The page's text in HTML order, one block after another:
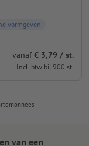
vormgeven
vanaf€ 3,79 / st.
Incl. btw bij 900 st.
van een